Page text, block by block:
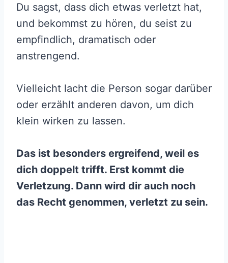
Du sagst, dass dich etwas verletzt hat,
und bekommst zu hören, du seist zu
empfindlich, dramatisch oder
anstrengend.
Vielleicht lacht die Person sogar darüber
oder erzählt anderen davon, um dich
klein wirken zu lassen.
Das ist besonders ergreifend, weil es
dich doppelt trifft. Erst kommt die
Verletzung. Dann wird dir auch noch
das Recht genommen, verletzt zu sein.